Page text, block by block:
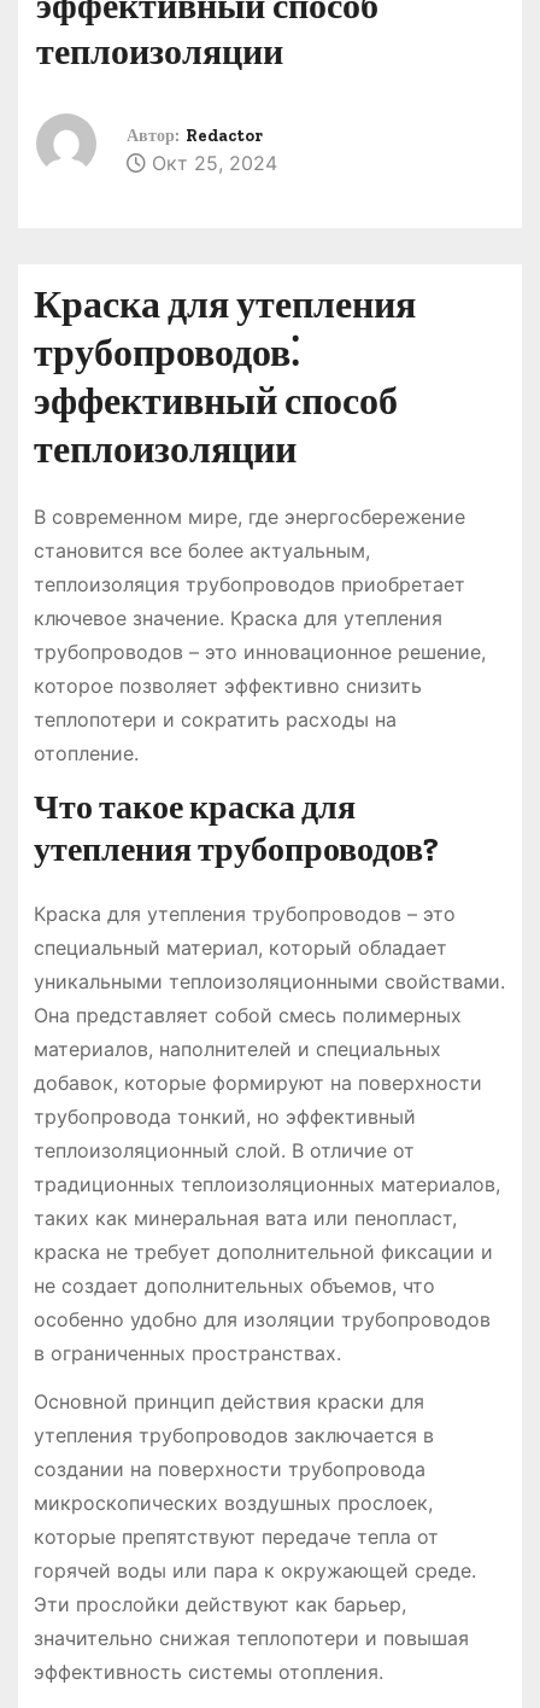
теплоизоляции
Автор: Redactor
Окт 25, 2024
Краска для утепления
трубопроводов⁚
эффективный способ
теплоизоляции
В современном мире, где энергосбережение
становится все более актуальным,
теплоизоляция трубопроводов приобретает
ключевое значение. Краска для утепления
трубопроводов – это инновационное решение,
которое позволяет эффективно снизить
теплопотери и сократить расходы на
отопление.
Что такое краска для
утепления трубопроводов?
Краска для утепления трубопроводов – это
специальный материал, который обладает
уникальными теплоизоляционными свойствами.
Она представляет собой смесь полимерных
материалов, наполнителей и специальных
добавок, которые формируют на поверхности
трубопровода тонкий, но эффективный
теплоизоляционный слой. В отличие от
традиционных теплоизоляционных материалов,
таких как минеральная вата или пенопласт,
краска не требует дополнительной фиксации и
не создает дополнительных объемов, что
особенно удобно для изоляции трубопроводов
в ограниченных пространствах.
Основной принцип действия краски для
утепления трубопроводов заключается в
создании на поверхности трубопровода
микроскопических воздушных прослоек,
которые препятствуют передаче тепла от
горячей воды или пара к окружающей среде.
Эти прослойки действуют как барьер,
значительно снижая теплопотери и повышая
эффективность системы отопления.